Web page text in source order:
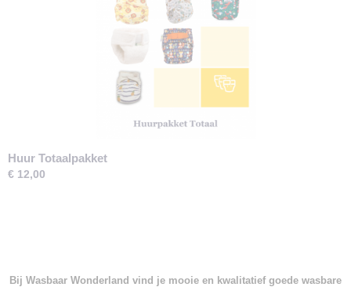
Huur Totaalpakket
€ 12,00
Bij Wasbaar Wonderland vind je mooie en kwalitatief goede wasbare